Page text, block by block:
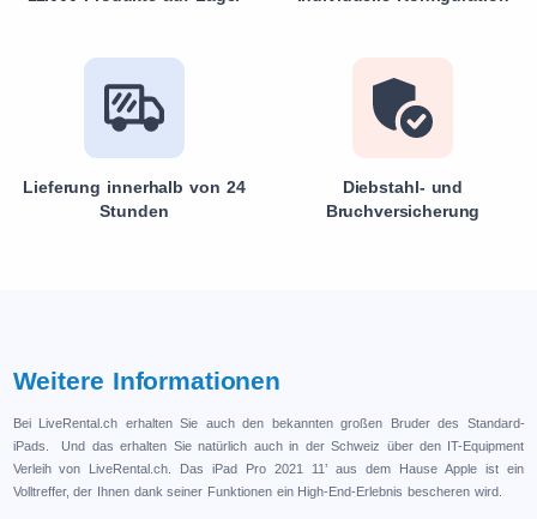
Lieferung innerhalb von 24
Stunden
Diebstahl- und
Bruchversicherung
Weitere Informationen
Bei LiveRental.ch erhalten Sie auch den bekannten großen Bruder des Standard-
iPads. Und das erhalten Sie natürlich auch in der Schweiz über den IT-Equipment
Verleih von LiveRental.ch. Das iPad Pro 2021 11’ aus dem Hause Apple ist ein
Volltreffer, der Ihnen dank seiner Funktionen ein High-End-Erlebnis bescheren wird.